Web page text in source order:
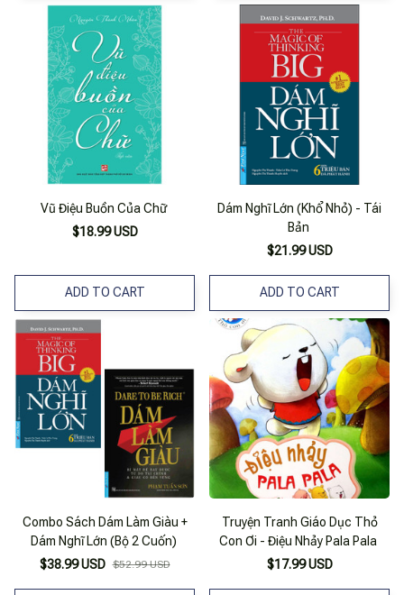
Vũ Điệu Buồn Của Chữ
$18.99 USD
ADD TO CART
Dám Nghĩ Lớn (Khổ Nhỏ) - Tái
Bản
$21.99 USD
ADD TO CART
Combo Sách Dám Làm Giàu +
Dám Nghĩ Lớn (Bộ 2 Cuốn)
$38.99 USD $52.99 USD
Truyện Tranh Giáo Dục Thỏ
Con Ơi - Điệu Nhảy Pala Pala
$17.99 USD